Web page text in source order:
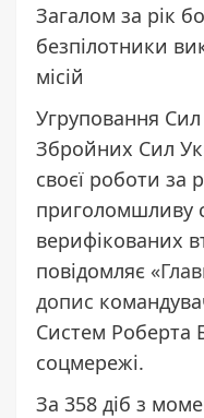
Загалом за рік
безпілотники
місій
Угруповання
Збройних Сил
своєї роботи за
приголомшливу
верифікованих
повідомляє
допис
Систем Роберта
соцмережі.
За 358 діб з